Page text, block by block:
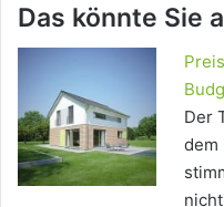
Das könnte Sie
Der
dem